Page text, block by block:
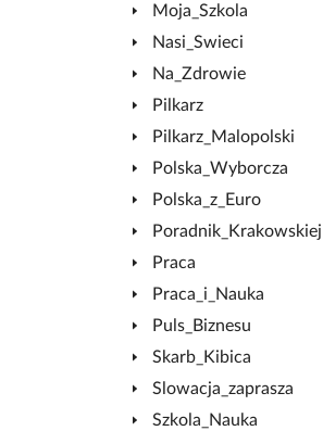
Moja_Szkola
Nasi_Swieci
Na_Zdrowie
Pilkarz
Pilkarz_Malopolski
Polska_Wyborcza
Polska_z_Euro
Poradnik_Krakowskiej
Praca
Praca_i_Nauka
Puls_Biznesu
Skarb_Kibica
Slowacja_zaprasza
Szkola_Nauka